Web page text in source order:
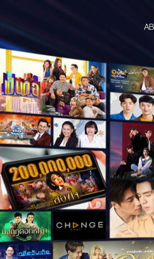
ABOUT
CORPORATE
COMPANY’S
OUR VISION
COMPANY
LETTER
BOARD OF
AWARDS